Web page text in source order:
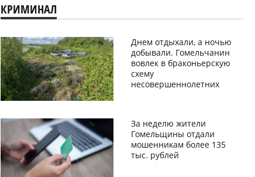
КРИМИНАЛ
Днем отдыхали, а ночью
добывали. Гомельчанин
вовлек в браконьерскую
схему
несовершеннолетних
За неделю жители
Гомельщины отдали
мошенникам более 135
тыс. рублей